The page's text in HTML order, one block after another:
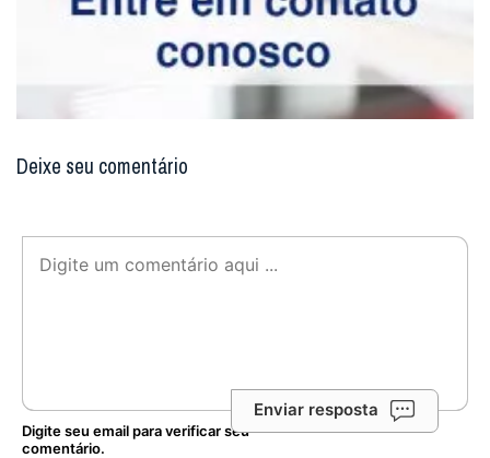
Deixe seu comentário
Enviar resposta
Digite seu email para verificar seu
comentário.